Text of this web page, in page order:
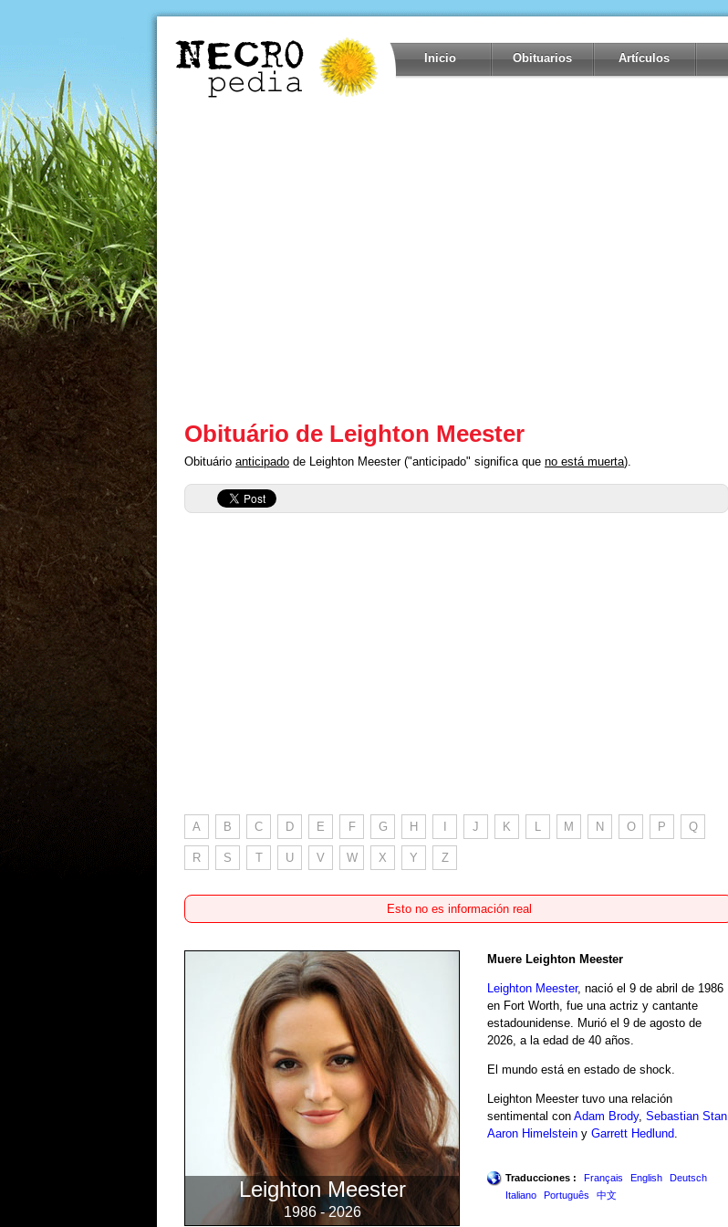
Inicio Obituarios Artículos
Obituário de Leighton Meester
Obituário anticipado de Leighton Meester ("anticipado" significa que no está muerta).
A B C D E F G H J K L M N O P Q
R S T U V W X Y Z
Esto no es información real
Leighton Meester
1986 - 2026
Muere Leighton Meester
Leighton Meester, nació el 9 de abril de 1986
en Fort Worth, fue una actriz y cantante
estadounidense. Murió el 9 de agosto de
2026, a la edad de 40 años.
El mundo está en estado de shock.
Leighton Meester tuvo una relación
sentimental con Adam Brody, Sebastian Stan
Aaron Himelstein y Garrett Hedlund
Traducciones : Français English
Deutsch
Italiano
Português 中文